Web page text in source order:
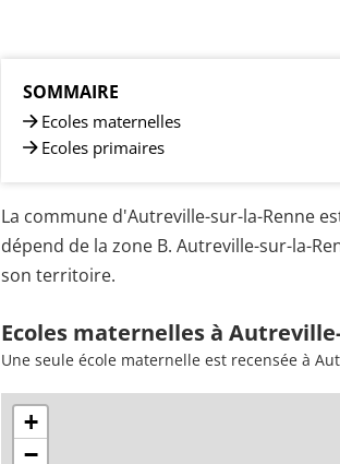
SOMMAIRE
Ecoles maternelles
Ecoles primaires
La commune d'Autreville-sur-la-Renne
dépend de la zone B. Autreville-sur-la-
son territoire.
Ecoles maternelles à
Une seule école maternelle est recensée à
+
−